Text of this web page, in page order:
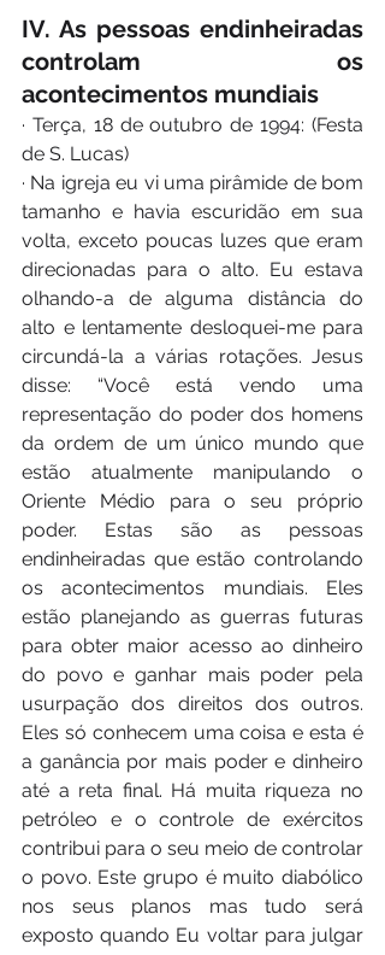
IV. As pessoas endinheiradas
controlam os
acontecimentos mundiais
· Terça, 18 de outubro de 1994: (Festa
de S. Lucas)
· Na igreja eu vi uma pirâmide de bom
tamanho e havia escuridão em sua
volta, exceto poucas luzes que eram
direcionadas para o alto. Eu estava
olhando-a de alguma distância do
alto e lentamente desloquei-me para
circundá-la a várias rotações. Jesus
disse: “Você está vendo uma
representação do poder dos homens
da ordem de um único mundo que
estão atualmente manipulando o
Oriente Médio para o seu próprio
poder. Estas são as pessoas
endinheiradas que estão controlando
os acontecimentos mundiais. Eles
estão planejando as guerras futuras
para obter maior acesso ao dinheiro
do povo e ganhar mais poder pela
usurpação dos direitos dos outros.
Eles só conhecem uma coisa e esta é
a ganância por mais poder e dinheiro
até a reta final. Há muita riqueza no
petróleo e o controle de exércitos
contribui para o seu meio de controlar
o povo. Este grupo é muito diabólico
nos seus planos mas tudo será
exposto quando Eu voltar para julgar